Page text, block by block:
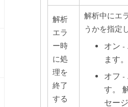
解析
エラ
ー時
に処
理を
終了
する
解析中にエ
うかを指定
オン -
ます
オフ -
す。
セー